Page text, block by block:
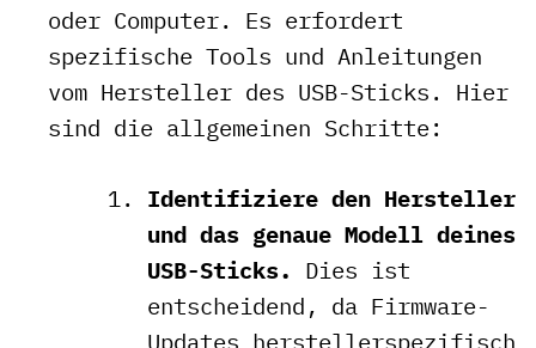
oder Computer. Es erfordert
spezifische Tools und Anleitungen
vom Hersteller des USB-Sticks. Hier
sind die allgemeinen Schritte:
Identifiziere den Hersteller
und das genaue Modell deines
USB-Sticks. Dies ist
entscheidend, da Firmware-
Updates herstellerspezifisch